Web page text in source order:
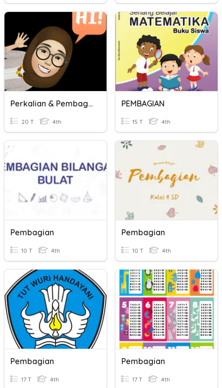
Perkalian & Pembagian
20 T 4th
PEMBAGIAN
15 T 4th
Pembagian
10 T 4th
Pembagian
10 T 4th
Pembagian
17 T 4th
Pembagian
17 T 4th